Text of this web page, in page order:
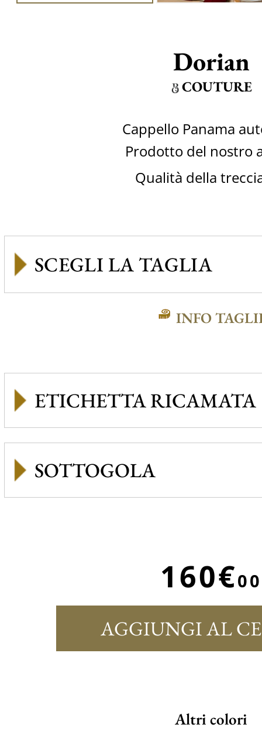
Dorian
COUTURE
Cappello Panama
Prodotto del nostro
Qualità della
INFO
ETICHETTA RICAMATA
SOTTOGOLA
160€00
AGGIUNGI AL
Altri colori